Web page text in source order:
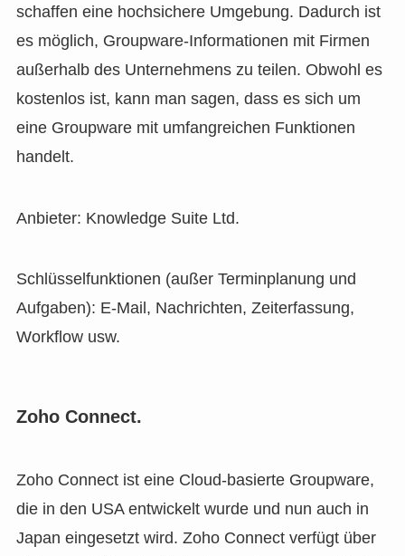
schaffen eine hochsichere Umgebung. Dadurch ist
es möglich, Groupware-Informationen mit Firmen
außerhalb des Unternehmens zu teilen. Obwohl es
kostenlos ist, kann man sagen, dass es sich um
eine Groupware mit umfangreichen Funktionen
handelt.
Anbieter: Knowledge Suite Ltd.
Schlüsselfunktionen (außer Terminplanung und
Aufgaben): E-Mail, Nachrichten, Zeiterfassung,
Workflow usw.
Zoho Connect.
Zoho Connect ist eine Cloud-basierte Groupware,
die in den USA entwickelt wurde und nun auch in
Japan eingesetzt wird. Zoho Connect verfügt über